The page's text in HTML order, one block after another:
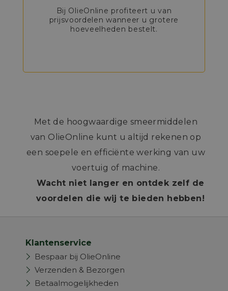
Bij OlieOnline profiteert u van
prijsvoordelen wanneer u grotere
hoeveelheden bestelt.
Met de hoogwaardige smeermiddelen
van OlieOnline kunt u altijd rekenen op
een soepele en efficiënte werking van uw
voertuig of machine.
Wacht niet langer en ontdek zelf de
voordelen die wij te bieden hebben!
Klantenservice
Bespaar bij OlieOnline
Verzenden & Bezorgen
Betaalmogelijkheden